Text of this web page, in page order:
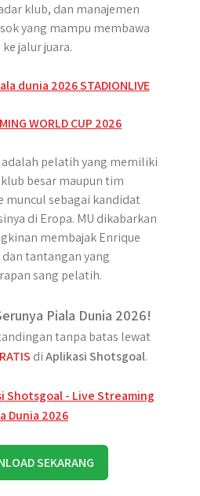
klub, dan manajemen
yang mampu membawa
jalur juara.
pelatih yang memiliki
besar maupun tim
muncul sebagai kandidat
di Eropa. MU dikabarkan
membajak Enrique
dan tantangan yang
sang pelatih.
Piala Dunia 2026!
tanpa batas lewat
diAplikasi Shotsgoal.
SEKARANG